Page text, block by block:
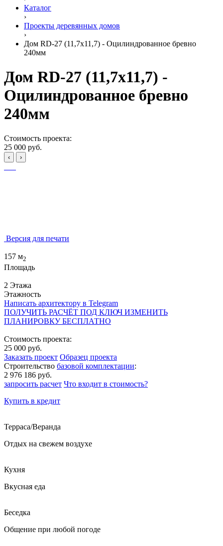
Каталог
›
Проекты деревянных домов
›
Дом RD-27 (11,7x11,7) - Оцилиндрованное бревно
240мм
Дом RD-27 (11,7x11,7) -
Оцилиндрованное бревно
240мм
Стоимость проекта:
25 000 руб.
‹ ›
Версия для печати
157 м2
Площадь
2 Этажа
Этажность
Написать архитектору в Telegram
ПОЛУЧИТЬ РАСЧЁТ ПОД КЛЮЧ ИЗМЕНИТЬ
ПЛАНИРОВКУ БЕСПЛАТНО
Стоимость проекта:
25 000 руб.
Заказать проект Образец проекта
Строительство базовой комплектации:
2 976 186 руб.
запросить расчет Что входит в стоимость?
Купить в кредит
Терраса/Веранда
Отдых на свежем воздухе
Кухня
Вкусная еда
Беседка
Общение при любой погоде